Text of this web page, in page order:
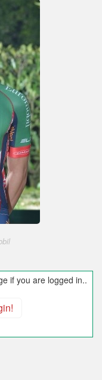
if you are logged in..